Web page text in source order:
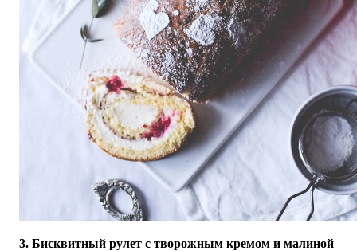
3. Бисквитный рулет с творожным кремом и малиной